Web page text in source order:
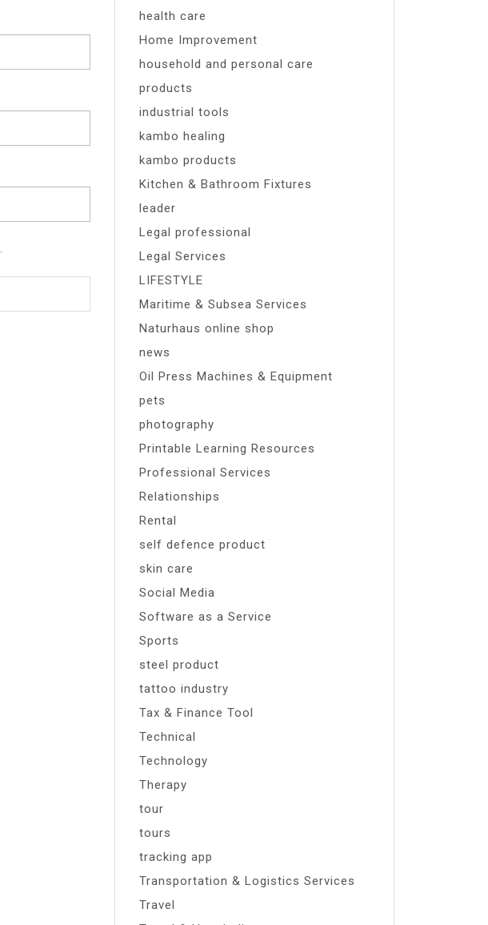
health care
Home Improvement
household and personal care
products
industrial tools
kambo healing
kambo products
Kitchen & Bathroom Fixtures
leader
Legal professional
Legal Services
LIFESTYLE
Maritime & Subsea Services
Naturhaus online shop
news
Oil Press Machines & Equipment
pets
photography
Printable Learning Resources
Professional Services
Relationships
Rental
self defence product
skin care
Social Media
Software as a Service
Sports
steel product
tattoo industry
Tax & Finance Tool
Technical
Technology
Therapy
tour
tours
tracking app
Transportation & Logistics Services
Travel